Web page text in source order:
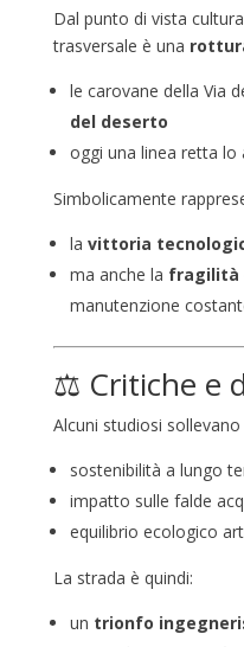
Dal punto di vista
trasversale è una
le carovane della Via
del deserto
oggi una linea retta lo
Simbolicamente
la vittoria
ma anche la fragilità
manutenzione
⚖️ Critiche e
Alcuni studiosi
sostenibilità a lungo
impatto sulle falde
equilibrio ecologico
La strada è quindi:
un trionfo